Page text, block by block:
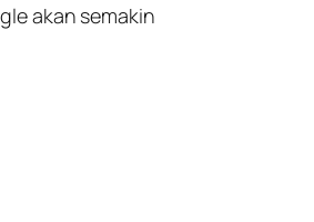
akan semakin